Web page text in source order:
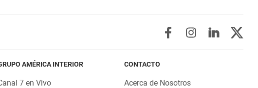
AMÉRICA INTERIOR
7 en Vivo
CONTACTO
Acerca de Nosotros